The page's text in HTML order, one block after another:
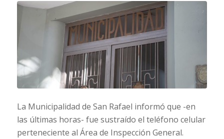
La Municipalidad de San Rafael informó que -en
las últimas horas- fue sustraído el teléfono celular
perteneciente al Área de Inspección General.